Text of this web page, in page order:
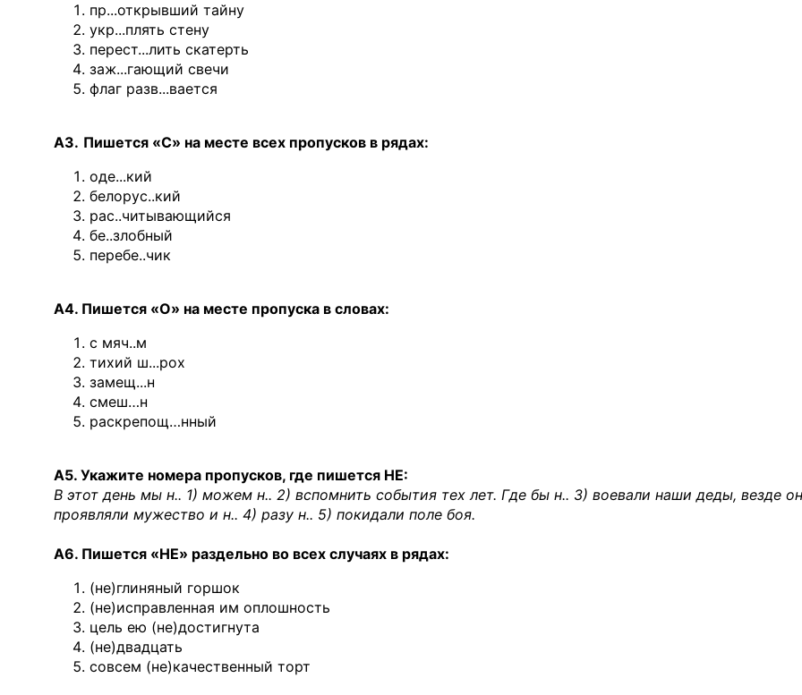
пр...открывший тайну
укр...плять стену
перест...лить скатерть
заж...гающий свечи
флаг разв...вается
А3. Пишется «С» на месте всех пропусков в рядах:
оде...кий
белорус..кий
рас..читывающийся
бе..злобный
перебе..чик
А4. Пишется «О» на месте пропуска в словах:
с мяч..м
тихий ш...рох
замещ...н
смеш…н
раскрепощ…нный
А5. Укажите номера пропусков, где пишется НЕ:
В этот день мы н.. 1) можем н.. 2) вспомнить события тех лет. Где бы н.. 3) воевали наши деды, везде
проявляли мужество и н.. 4) разу н.. 5) покидали поле боя.
А6. Пишется «НЕ» раздельно во всех случаях в рядах:
(не)глиняный горшок
(не)исправленная им оплошность
цель ею (не)достигнута
(не)двадцать
совсем (не)качественный торт